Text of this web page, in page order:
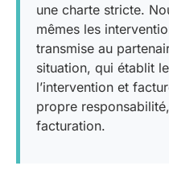
une charte stricte.
mêmes les
transmise au
situation, qui établit
l’intervention et
propre
facturation.